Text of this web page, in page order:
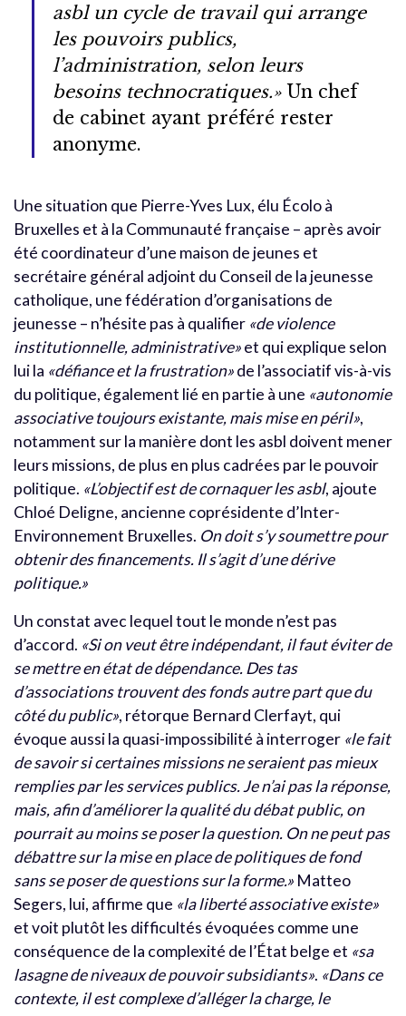
asbl un cycle de travail qui arrange
les pouvoirs publics,
l’administration, selon leurs
besoins technocratiques.»Un chef
de cabinet ayant préféré rester
anonyme.
Une situation que Pierre-Yves Lux, élu Écolo à
Bruxelles et à la Communauté française – après avoir
été coordinateur d’une maison de jeunes et
secrétaire général adjoint du Conseil de la jeunesse
catholique, une fédération d’organisations de
jeunesse – n’hésite pas à qualifier «de violence
institutionnelle, administrative»et qui explique selon
lui la «défiance et la frustration»de l’associatif vis-à-vis
du politique, également lié en partie à une «autonomie
associative toujours existante, mais mise en péril»,
notamment sur la manière dont les asbl doivent mener
leurs missions, de plus en plus cadrées par le pouvoir
politique. «L’objectif est de cornaquer les asbl, ajoute
Chloé Deligne, ancienne coprésidente d’Inter-
Environnement Bruxelles. On doit s’y soumettre pour
obtenir des financements. Il s’agit d’une dérive
politique.»
Un constat avec lequel tout le monde n’est pas
d’accord. «Si on veut être indépendant, il faut éviter de
se mettre en état de dépendance. Des tas
d’associations trouvent des fonds autre part que du
côté du public», rétorque Bernard Clerfayt, qui
évoque aussi la quasi-impossibilité à interroger «le fait
de savoir si certaines missions ne seraient pas mieux
remplies par les services publics. Je n’ai pas la réponse,
mais, afin d’améliorer la qualité du débat public, on
pourrait au moins se poser la question. On ne peut pas
débattre sur la mise en place de politiques de fond
sans se poser de questions sur la forme.» Matteo
Segers, lui, affirme que «la liberté associative existe»
et voit plutôt les difficultés évoquées comme une
conséquence de la complexité de l’État belge et «sa
lasagne de niveaux de pouvoir subsidiants». «Dans ce
contexte, il est complexe d’alléger la charge, le